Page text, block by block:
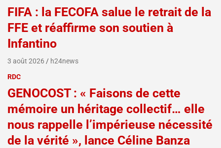
FIFA : la FECOFA salue le retrait de la
FFE et réaffirme son soutien à
Infantino
3 août 2026
h24news
RDC
GENOCOST : « Faisons de cette
mémoire un héritage collectif… elle
nous rappelle l’impérieuse nécessité
de la vérité », lance Céline Banza